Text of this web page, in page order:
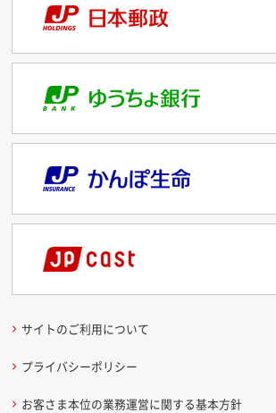
サイトのご利用について
プライバシーポリシー
お客さま本位の業務運営に関する基本方針